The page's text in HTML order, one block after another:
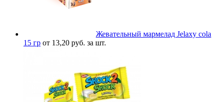
Жевательный мармелад Jelaxy cola
15 гр от 13,20 руб. за шт.